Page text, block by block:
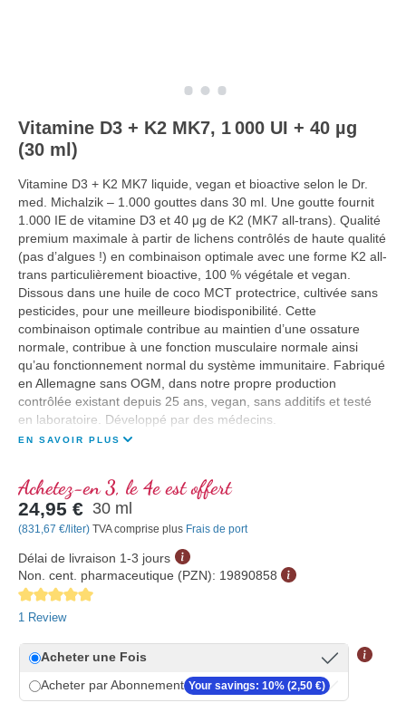
Vitamine D3 + K2 MK7, 1 000 UI + 40 µg
(30 ml)
Vitamine D3 + K2 MK7 liquide, vegan et bioactive selon le Dr.
med. Michalzik – 1.000 gouttes dans 30 ml. Une goutte fournit
1.000 IE de vitamine D3 et 40 μg de K2 (MK7 all-trans). Qualité
premium maximale à partir de lichens contrôlés de haute qualité
(pas d’algues !) en combinaison optimale avec une forme K2 all-
trans particulièrement bioactive, 100 % végétale et vegan.
Dissous dans une huile de coco MCT protectrice, cultivée sans
pesticides, pour une meilleure biodisponibilité. Cette
combinaison optimale contribue au maintien d’une ossature
normale, contribue à une fonction musculaire normale ainsi
qu’au fonctionnement normal du système immunitaire. Fabriqué
en Allemagne sans OGM, dans notre propre production
contrôlée existant depuis 25 ans, vegan, sans additifs et testé
en laboratoire. Développé par des médecins.
EN SAVOIR PLUS
Achetez-en 3, le 4e est offert
24,95 € 30 ml
(831,67 €/liter) TVA comprise plus Frais de port
Délai de livraison 1-3 jours
Non. cent. pharmaceutique (PZN): 19890858
Average rating of 5 out of 5 stars
1 Review
Acheter une Fois
Acheter par Abonnement Your savings: 10% (2,50 €)